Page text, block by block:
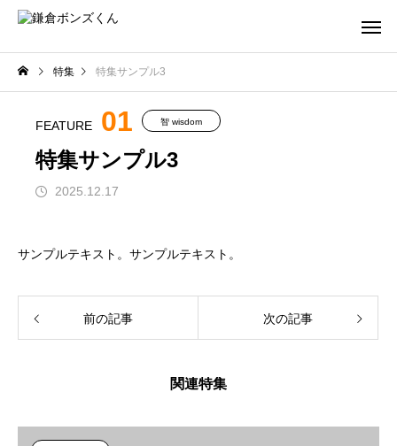
特集 特集サンプル3
FEATURE 01 智 wisdom
特集サンプル3
2025.12.17
サンプルテキスト。サンプルテキスト。
前の記事 次の記事
関連特集